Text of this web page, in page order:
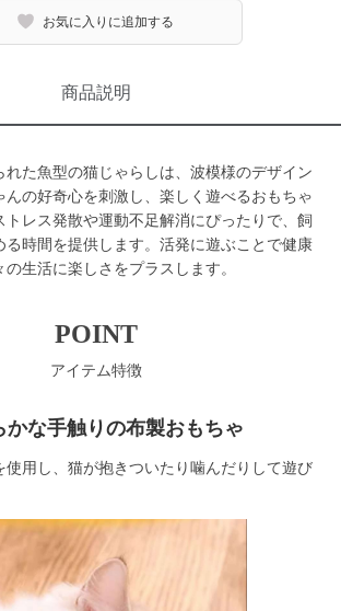
お気に入りに追加する
商品説明
れた魚型の猫じゃらしは、波模様のデザイン
んの好奇心を刺激し、楽しく遊べるおもちゃ
トレス発散や運動不足解消にぴったりで、飼
る時間を提供します。活発に遊ぶことで健康
生活に楽しさをプラスします。
POINT
アイテム特徴
かな手触りの布製おもちゃ
使用し、猫が抱きついたり噛んだりして遊び